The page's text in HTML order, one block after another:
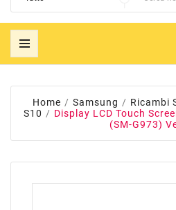
Home Samsung Ricambi
S10
Display LCD Touch
(SM-G973)